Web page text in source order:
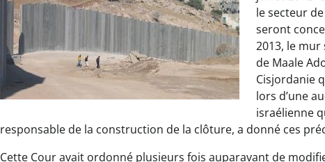
le secteur
seront
2013, le
de Maale
Cisjordanie
lors d’une
israélienne
responsable de la construction de la clôture, a donné ces
Cette Cour avait ordonné plusieurs fois auparavant de